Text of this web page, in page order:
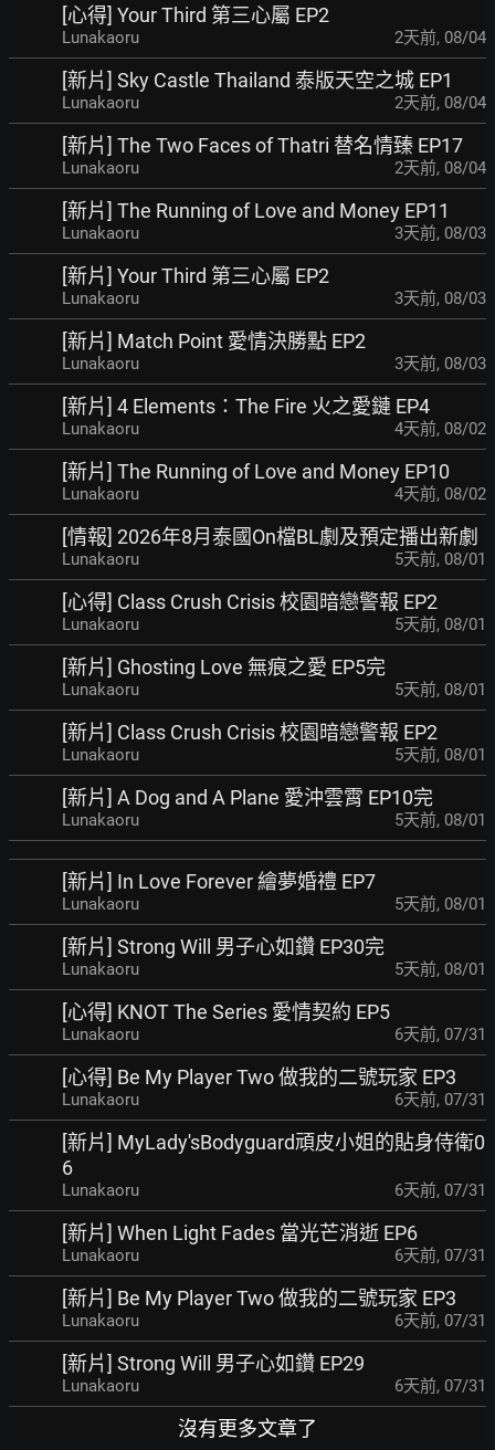
[心得] Your Third 第三心屬 EP2
Lunakaoru 2天前, 08/04
[新片] Sky Castle Thailand 泰版天空之城 EP1
Lunakaoru 2天前, 08/04
[新片] The Two Faces of Thatri 替名情臻 EP17
Lunakaoru 2天前, 08/04
[新片] The Running of Love and Money EP11
Lunakaoru 3天前, 08/03
[新片] Your Third 第三心屬 EP2
Lunakaoru 3天前, 08/03
[新片] Match Point 愛情決勝點 EP2
Lunakaoru 3天前, 08/03
[新片] 4 Elements：The Fire 火之愛鏈 EP4
Lunakaoru 4天前, 08/02
[新片] The Running of Love and Money EP10
Lunakaoru 4天前, 08/02
[情報] 2026年8月泰國On檔BL劇及預定播出新劇
Lunakaoru 5天前, 08/01
[心得] Class Crush Crisis 校園暗戀警報 EP2
Lunakaoru 5天前, 08/01
[新片] Ghosting Love 無痕之愛 EP5完
Lunakaoru 5天前, 08/01
[新片] Class Crush Crisis 校園暗戀警報 EP2
Lunakaoru 5天前, 08/01
[新片] A Dog and A Plane 愛沖雲霄 EP10完
Lunakaoru 5天前, 08/01
[新片] In Love Forever 繪夢婚禮 EP7
Lunakaoru 5天前, 08/01
[新片] Strong Will 男子心如鑽 EP30完
Lunakaoru 5天前, 08/01
[心得] KNOT The Series 愛情契約 EP5
Lunakaoru 6天前, 07/31
[心得] Be My Player Two 做我的二號玩家 EP3
Lunakaoru 6天前, 07/31
[新片] MyLady'sBodyguard頑皮小姐的貼身侍衛0
6
Lunakaoru 6天前, 07/31
[新片] When Light Fades 當光芒消逝 EP6
Lunakaoru 6天前, 07/31
[新片] Be My Player Two 做我的二號玩家 EP3
Lunakaoru 6天前, 07/31
[新片] Strong Will 男子心如鑽 EP29
Lunakaoru 6天前, 07/31
沒有更多文章了